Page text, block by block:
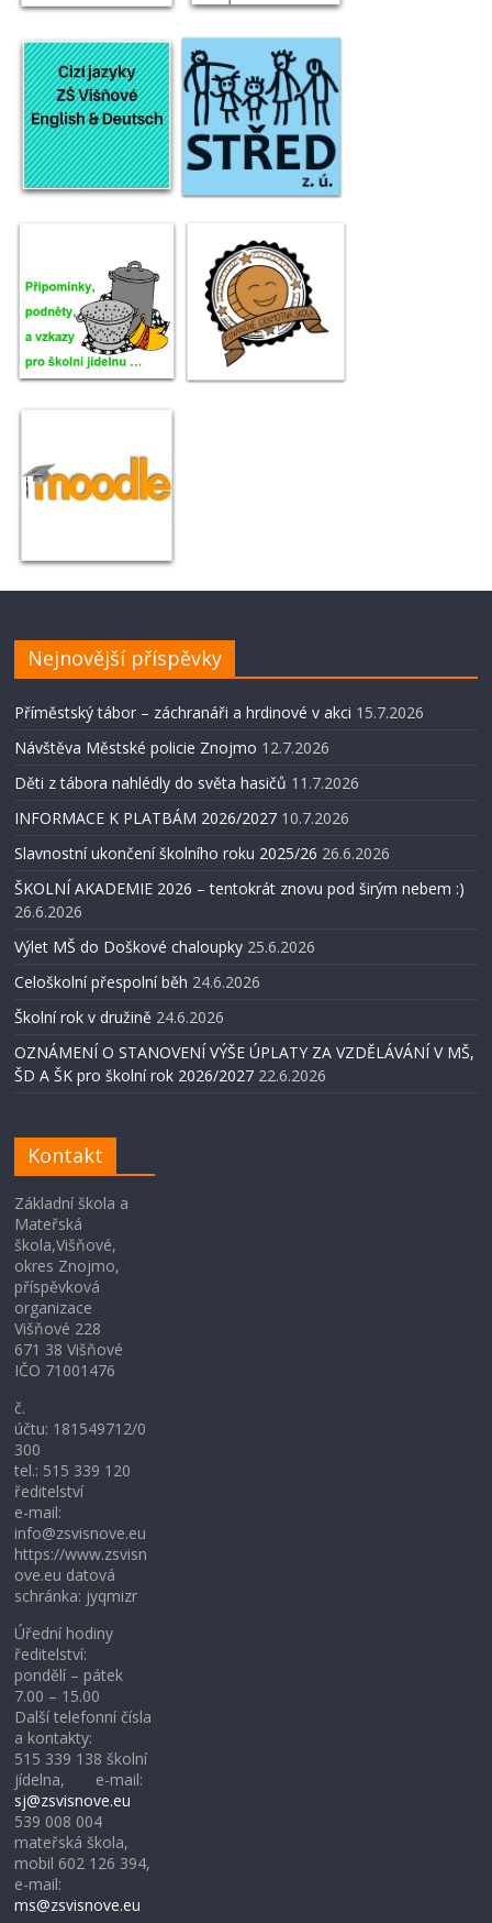
Nejnovější příspěvky
Příměstský tábor – záchranáři a hrdinové v akci 15.7.2026
Návštěva Městské policie Znojmo 12.7.2026
Děti z tábora nahlédly do světa hasičů 11.7.2026
INFORMACE K PLATBÁM 2026/2027 10.7.2026
Slavnostní ukončení školního roku 2025/26 26.6.2026
ŠKOLNÍ AKADEMIE 2026 – tentokrát znovu pod širým nebem :)
26.6.2026
Výlet MŠ do Doškové chaloupky 25.6.2026
Celoškolní přespolní běh 24.6.2026
Školní rok v družině 24.6.2026
OZNÁMENÍ O STANOVENÍ VÝŠE ÚPLATY ZA VZDĚLÁVÁNÍ V MŠ,
ŠD A ŠK pro školní rok 2026/2027 22.6.2026
Kontakt
Základní škola a
Mateřská
škola,Višňové,
okres Znojmo,
příspěvková
organizace
Višňové 228
671 38 Višňové
IČO 71001476
č.
účtu: 181549712/0
300
tel.: 515 339 120
ředitelství
e-mail:
info@zsvisnove.eu
https://www.zsvisn
ove.eu datová
schránka: jyqmizr
Úřední hodiny
ředitelství:
pondělí – pátek
7.00 – 15.00
Další telefonní čísla
a kontakty:
515 339 138 školní
jídelna, e-mail:
sj@zsvisnove.eu
539 008 004
mateřská škola,
mobil 602 126 394,
e-mail:
ms@zsvisnove.eu